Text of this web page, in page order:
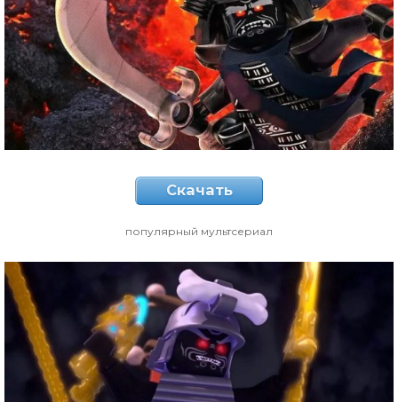
Скачать
популярный мультсериал